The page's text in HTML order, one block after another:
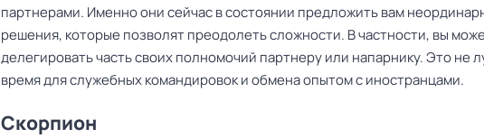
партнерами. Именно они сейчас в состоянии предложить вам
решения, которые позволят преодолеть сложности. В частности, вы
делегировать часть своих полномочий партнеру или напарнику. Это не
время для служебных командировок и обмена опытом с иностранцами.
Скорпион